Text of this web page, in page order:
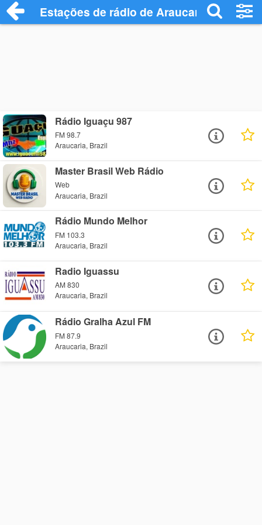
Estações de rádio de Araucaria - Ouça
Rádio Iguaçu 987
FM 98.7
Araucaria, Brazil
Master Brasil Web Rádio
Web
Araucaria, Brazil
Rádio Mundo Melhor
FM 103.3
Araucaria, Brazil
Radio Iguassu
AM 830
Araucaria, Brazil
Rádio Gralha Azul FM
FM 87.9
Araucaria, Brazil